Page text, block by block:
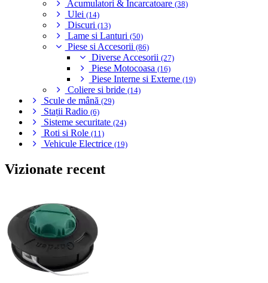
Acumulatori & Incarcatoare (38)
Ulei (14)
Discuri (13)
Lame si Lanturi (50)
Piese si Accesorii (86)
Diverse Accesorii (27)
Piese Motocoasa (16)
Piese Interne si Externe (19)
Coliere si bride (14)
Scule de mână (29)
Stații Radio (6)
Sisteme securitate (24)
Roti si Role (11)
Vehicule Electrice (19)
Vizionate recent